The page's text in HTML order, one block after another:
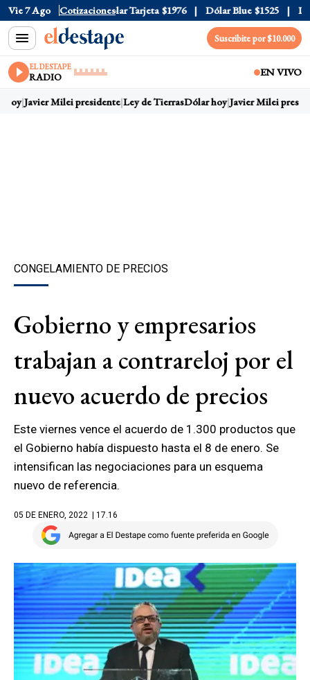
Vie 7 Ago Cotizaciones
Oficial $1520 Dólar Tarjeta $1976 Dólar Blue $1525
Suscribite por $10.000
EL DESTAPE
RADIO EN VIVO
Javier Milei presidente Ley de TierrasDólar hoy Javier Milei
CONGELAMIENTO DE PRECIOS
Gobierno y empresarios
trabajan a contrareloj por el
nuevo acuerdo de precios
Este viernes vence el acuerdo de 1.300 productos que
el Gobierno había dispuesto hasta el 8 de enero. Se
intensifican las negociaciones para un esquema
nuevo de referencia.
05 DE ENERO, 2022 | 17.16